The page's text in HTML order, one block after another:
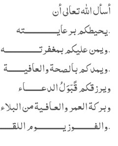
أسأل الله تعالى أن
يحيطكم برعايــــــــــــــــته.
ويمن عليكم بمغفرتـــــــــــــــــه.
ويمدكم بالصحة والعافيــــــــة.
ويرزقكم قًبّوَلُ الدعــــــــاء
وبركة العمر والعـافـية من البلاء
والفــــــــــوز يـــــــــــــوم اللقــــــــاء.